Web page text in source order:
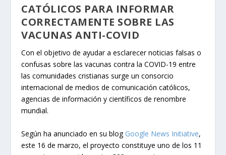
CATÓLICOS PARA INFORMAR
CORRECTAMENTE SOBRE LAS
VACUNAS ANTI-COVID
Con el objetivo de ayudar a esclarecer noticias falsas o
confusas sobre las vacunas contra la COVID-19 entre
las comunidades cristianas surge un consorcio
internacional de medios de comunicación católicos,
agencias de información y científicos de renombre
mundial.
Según ha anunciado en su blog Google News Initiative,
este 16 de marzo, el proyecto constituye uno de los 11